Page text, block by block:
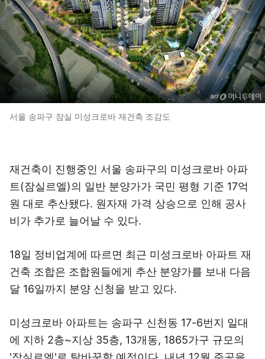
서울 송파구 잠실 미성크로바 재건축 조감도
재건축이 진행중인 서울 송파구의 미성크로바 아파
트(잠실르엘)의 일반 분양가가 국민 평형 기준 17억
원 대로 추산됐다. 원자재 가격 상승으로 인해 공사
비가 추가로 늘어날 수 있다.
18일 정비업계에 따르면 최근 미성크로바 아파트 재
건축 조합은 조합원들에게 추산 분양가를 보내 다음
달 16일까지 분양 신청을 받고 있다.
미성크로바 아파트는 송파구 신천동 17-6번지 일대
에 지하 2층~지상 35층, 13개동, 1865가구 규모의